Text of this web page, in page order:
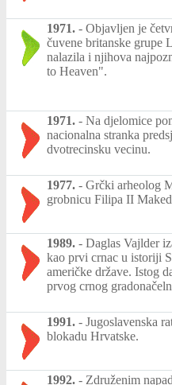
1971. - Objavljen je
čuvene britanske grupe
nalazila i njihova
to Heaven".
1971. - Na djelomice
nacionalna stranka
dvotrecinsku vecinu.
1977. - Grčki arheolog
grobnicu Filipa II
1989. - Daglas Vajlder
kao prvi crnac u istoriji
američke države. Istog
prvog crnog
1991. - Jugoslavenska
blokadu Hrvatske.
1992. - Združenim